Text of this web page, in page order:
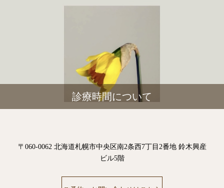
診療時間について
〒060-0062 北海道札幌市中央区南2条西7丁目2番地 鈴木興産
ビル5階